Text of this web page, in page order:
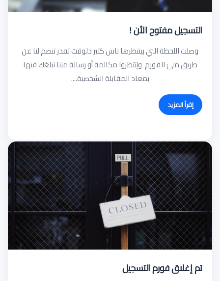
التسجيل مفتوح الأن !
وصلت اللحظة التي بينتظرها ناس كتير دلوقت تقدر تنضم لنا عن
طريق ملئ الفورم وإنتظروا مكالمة أو رسالة مننا نبلغك فيها
بمعاد المقابلة الشخصية....
إقرأ المزيد
تم إغلاق فورم التسجيل